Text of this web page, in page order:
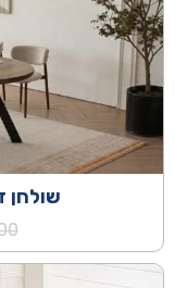
שולחן